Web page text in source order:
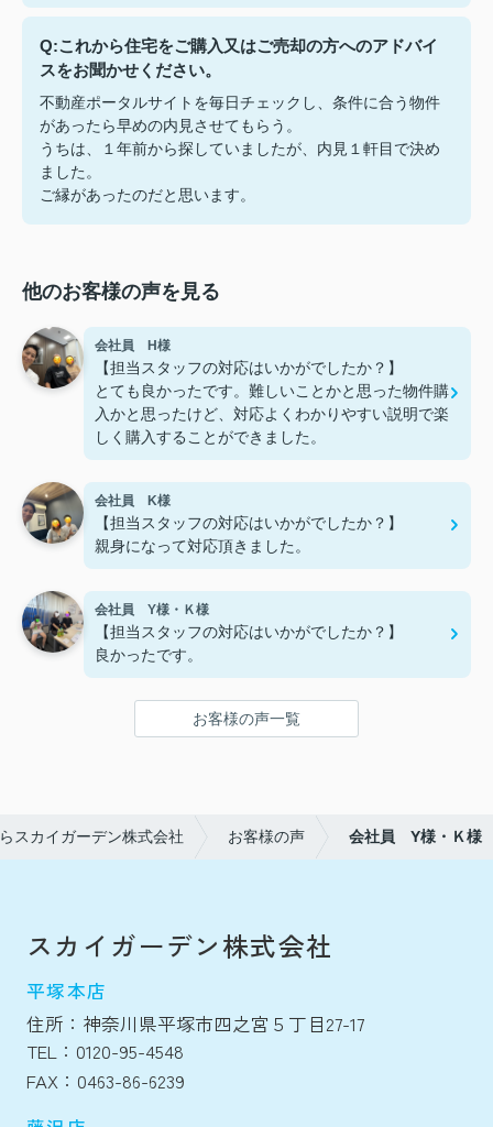
Q:これから住宅をご購入又はご売却の方へのアドバイ
スをお聞かせください。
不動産ポータルサイトを毎日チェックし、条件に合う物件
があったら早めの内見させてもらう。
うちは、１年前から探していましたが、内見１軒目で決め
ました。
ご縁があったのだと思います。
他のお客様の声を見る
会社員 H様
【担当スタッフの対応はいかがでしたか？】
とても良かったです。難しいことかと思った物件購
入かと思ったけど、対応よくわかりやすい説明で楽
しく購入することができました。
会社員 K様
【担当スタッフの対応はいかがでしたか？】
親身になって対応頂きました。
会社員 Y様・Ｋ様
【担当スタッフの対応はいかがでしたか？】
良かったです。
お客様の声一覧
スカイガーデン株式会社 お客様の声 会社員 Y様・Ｋ様
スカイガーデン株式会社
平塚本店
住所：神奈川県平塚市四之宮５丁目27-17
TEL：0120-95-4548
FAX：0463-86-6239